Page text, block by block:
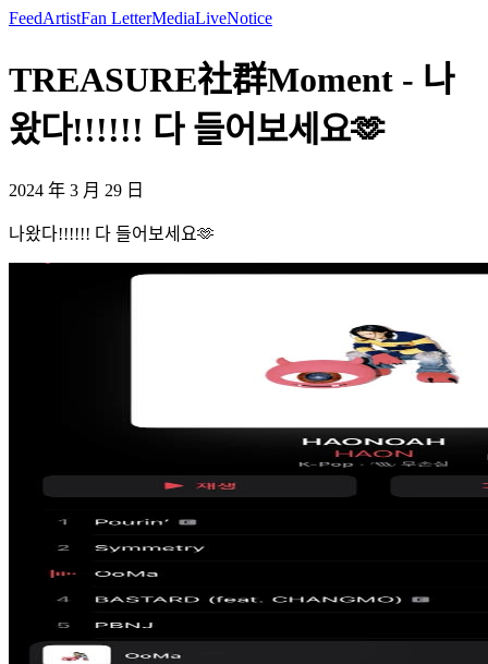
FeedArtistFan LetterMediaLiveNotice
TREASURE社群Moment - 나
왔다!!!!!! 다 들어보세요🫶
2024 年 3 月 29 日
나왔다!!!!!! 다 들어보세요🫶